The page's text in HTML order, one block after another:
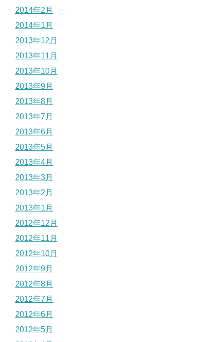
2014年2月
2014年1月
2013年12月
2013年11月
2013年10月
2013年9月
2013年8月
2013年7月
2013年6月
2013年5月
2013年4月
2013年3月
2013年2月
2013年1月
2012年12月
2012年11月
2012年10月
2012年9月
2012年8月
2012年7月
2012年6月
2012年5月